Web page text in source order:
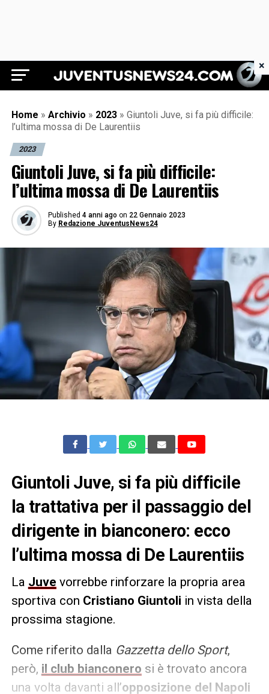
Juventus News 24
Home » Archivio » 2023 » Giuntoli Juve, si fa più difficile:
l’ultima mossa di De Laurentiis
2023
Giuntoli Juve, si fa più difficile:
l’ultima mossa di De Laurentiis
Published 4 anni ago on 22 Gennaio 2023
By Redazione JuventusNews24
Giuntoli Juve, si fa più difficile
la trattativa per il passaggio del
dirigente in bianconero: ecco
l’ultima mossa di De Laurentiis
La Juve vorrebbe rinforzare la propria area
sportiva con Cristiano Giuntoli in vista della
prossima stagione.
Come riferito dalla Gazzetta dello Sport,
però, il club bianconero si è trovato ancora
una volta davanti all’opposizione del Napoli
×